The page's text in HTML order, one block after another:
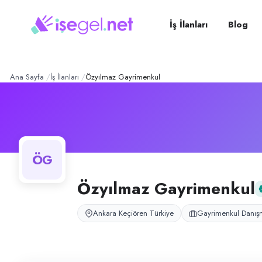
Gayrimenkul –
Özyılmaz Gayrimenkul olarak Keçiören Tepebaşı’daki ofisimizde
pozisyonlar
Gayrimenkul Danışmanı — Ofis Ekip Arkadaşları
İş İlanları Blog
Ana Sayfa İş İlanları Özyılmaz Gayrimenkul
ÖG
Özyılmaz Gayrimenkul
Ankara Keçiören Türkiye Gayrimenkul